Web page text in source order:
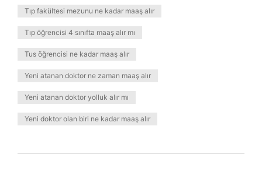
Tıp fakültesi mezunu ne kadar maaş alır
Tıp öğrencisi 4 sınıfta maaş alır mı
Tus öğrencisi ne kadar maaş alır
Yeni atanan doktor ne zaman maaş alır
Yeni atanan doktor yolluk alır mı
Yeni doktor olan biri ne kadar maaş alır